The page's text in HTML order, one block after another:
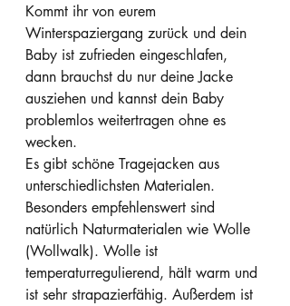
Kommt ihr von eurem
Winterspaziergang zurück und dein
Baby ist zufrieden eingeschlafen,
dann brauchst du nur deine Jacke
ausziehen und kannst dein Baby
problemlos weitertragen ohne es
wecken.
Es gibt schöne Tragejacken aus
unterschiedlichsten Materialen.
Besonders empfehlenswert sind
natürlich Naturmaterialen wie Wolle
(Wollwalk). Wolle ist
temperaturregulierend, hält warm und
ist sehr strapazierfähig. Außerdem ist